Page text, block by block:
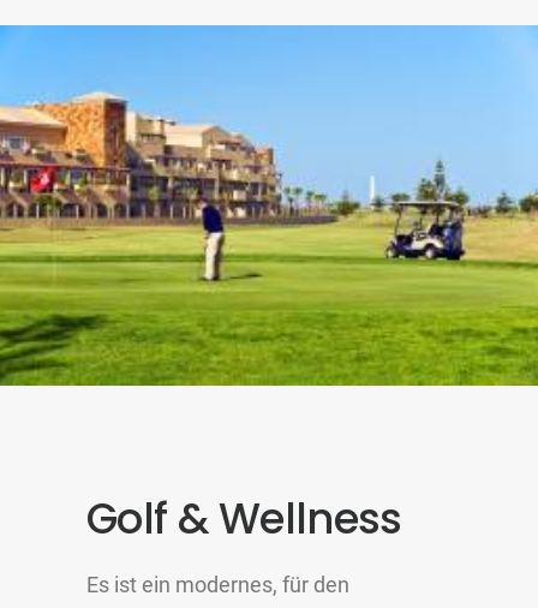
Golf & Wellness
Es ist ein modernes, für den